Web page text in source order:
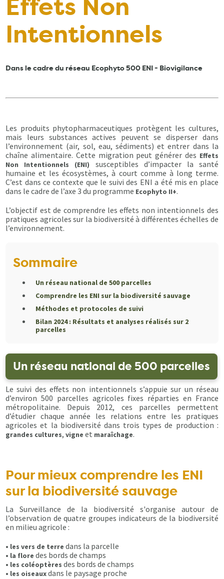
Effets Non
Intentionnels
Dans le cadre du réseau Ecophyto 500 ENI - Biovigilance
Les produits phytopharmaceutiques protègent les cultures,
mais leurs substances actives peuvent se disperser dans
l’environnement (air, sol, eau, sédiments) et entrer dans la
chaîne alimentaire. Cette migration peut générer des Effets
Non Intentionnels (ENI)
susceptibles d’impacter la santé
humaine et les écosystèmes, à court comme à long terme.
C’est dans ce contexte que le suivi des ENI a été mis en place
dans le cadre de l’axe 3 du programme Ecophyto II+.
L’objectif est de comprendre les effets non intentionnels des
pratiques agricoles sur la biodiversité à différentes échelles de
l’environnement.
Sommaire
Un réseau national de 500 parcelles
Comprendre les ENI sur la biodiversité sauvage
Méthodes et protocoles de suivi
Bilan 2024 : Résultats et analyses réalisés sur 2
parcelles
Un réseau national de 500 parcelles
Le suivi des effets non intentionnels s’appuie sur un réseau
d’environ 500 parcelles agricoles fixes réparties en France
métropolitaine. Depuis 2012, ces parcelles permettent
d’étudier chaque année les relations entre les pratiques
agricoles et la biodiversité dans trois types de production :
grandes cultures,vigneet maraîchage.
Pour mieux comprendre les ENI
sur la biodiversité sauvage
La Surveillance de la biodiversité s'organise autour de
l’observation de quatre groupes indicateurs de la biodiversité
en milieu agricole :
• les vers de terredans la parcelle
• la flore des bords de champs
• les coléoptères des bords de champs
• les oiseauxdans le paysage proche